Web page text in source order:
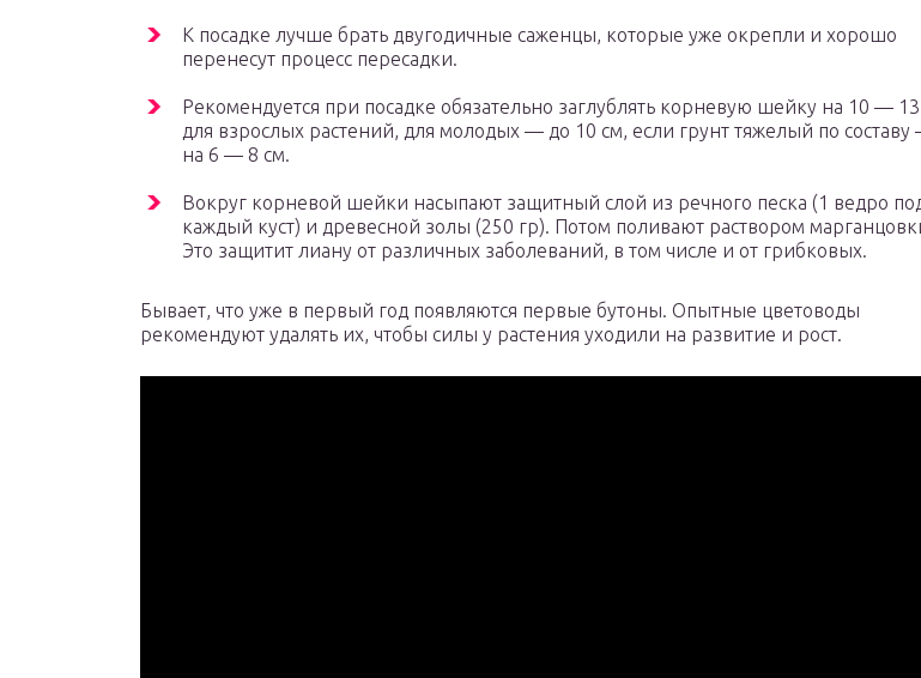
К посадке лучше брать двугодичные саженцы, которые уже окрепли и хорошо
перенесут процесс пересадки.
Рекомендуется при посадке обязательно заглублять корневую шейку на 10 —
для взрослых растений, для молодых — до 10 см, если грунт тяжелый по
на 6 — 8 см.
Вокруг корневой шейки насыпают защитный слой из речного песка (1 ведро
каждый куст) и древесной золы (250 гр). Потом поливают раствором
Это защитит лиану от различных заболеваний, в том числе и от грибковых.
Бывает, что уже в первый год появляются первые бутоны. Опытные цветоводы
рекомендуют удалять их, чтобы силы у растения уходили на развитие и рост.